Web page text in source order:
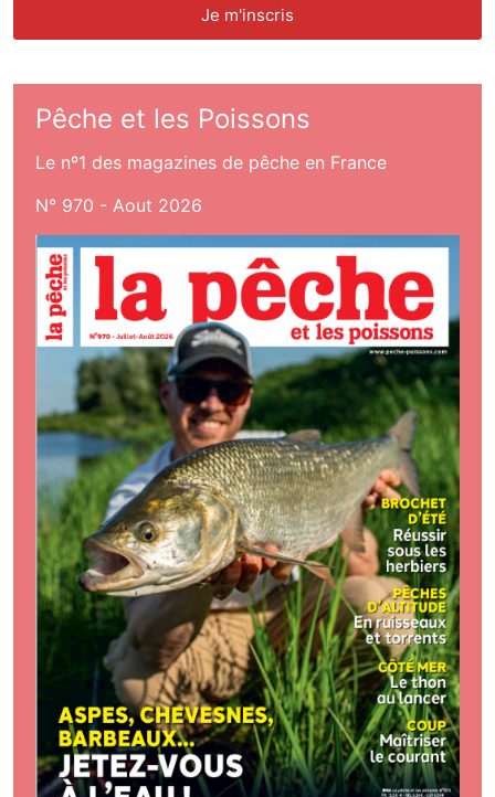
Pêche et les Poissons
Le nº1 des magazines de pêche en France
N° 970 - Aout 2026